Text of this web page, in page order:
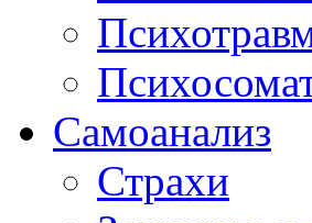
Самоанализ
Страхи